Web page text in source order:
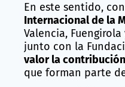
En este sentido,
Internacional de la
Valencia,
junto con la
valor la
que forman parte